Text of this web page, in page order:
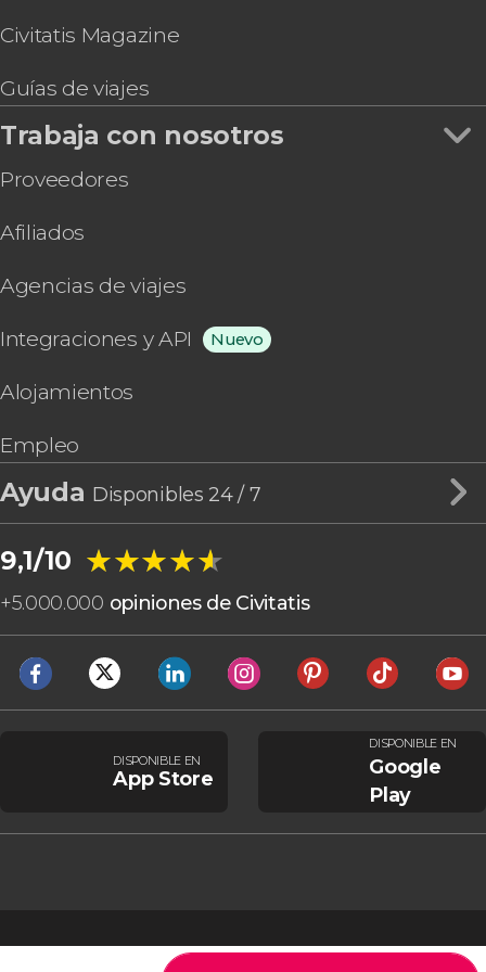
Civitatis Magazine
Guías de viajes
Trabaja con nosotros
Proveedores
Afiliados
Agencias de viajes
Integraciones y API Nuevo
Alojamientos
Empleo
Ayuda Disponibles 24 / 7
9,1/10 ★★★★★
★★★★★
+5.000.000 opiniones de Civitatis
DISPONIBLE EN
App Store
DISPONIBLE EN
Google
Play